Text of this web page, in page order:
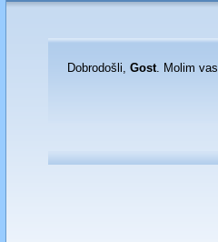
Dobrodošli,Gost. Molim vas